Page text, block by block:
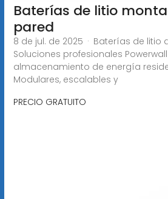
Baterías de litio
pared
8 de jul. de 2025 · Baterías de
Soluciones profesionales Powerwall
almacenamiento de energía
Modulares, escalables y
PRECIO GRATUITO